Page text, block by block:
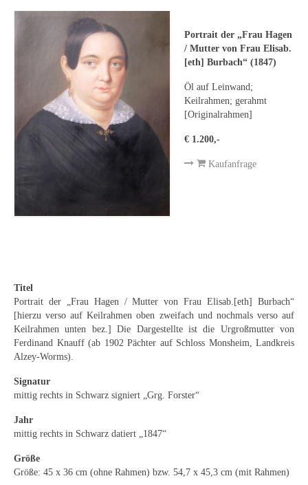
Leonhard Heinrich Hessel
George Paice
Johann Georg Strobel
Ludwig Martin Wilberg
Weitere Künstler nach 1945
Kunst 1900-1945
Karl Otto Hy
Emma Joos
Paul Segieth
Richard Sprick
Helmut Diekmann
Portrait der „Frau Hagen
/ Mutter von Frau Elisab.
[eth] Burbach“ (1847)
Öl auf Leinwand;
Keilrahmen; gerahmt
[Originalrahmen]
€ 1.200,-
Kaufanfrage
Titel
Portrait der „Frau Hagen / Mutter von Frau Elisab.[eth] Burbach“
[hierzu verso auf Keilrahmen oben zweifach und nochmals verso auf
Keilrahmen unten bez.] Die Dargestellte ist die Urgroßmutter von
Ferdinand Knauff (ab 1902 Pächter auf Schloss Monsheim, Landkreis
Alzey-Worms).
Signatur
mittig rechts in Schwarz signiert „Grg. Forster“
Jahr
mittig rechts in Schwarz datiert „1847“
Größe
Größe: 45 x 36 cm (ohne Rahmen) bzw. 54,7 x 45,3 cm (mit Rahmen)